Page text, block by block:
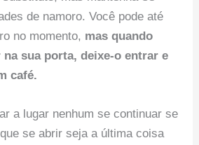
de namoro. Você pode até
no momento, mas quando
sua porta, deixe-o entrar e
café.
a lugar nenhum se continuar se
se abrir seja a última coisa